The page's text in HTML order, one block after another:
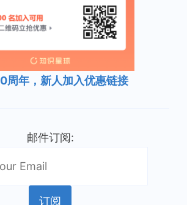
周年，新人加入优惠链接
邮件订阅: